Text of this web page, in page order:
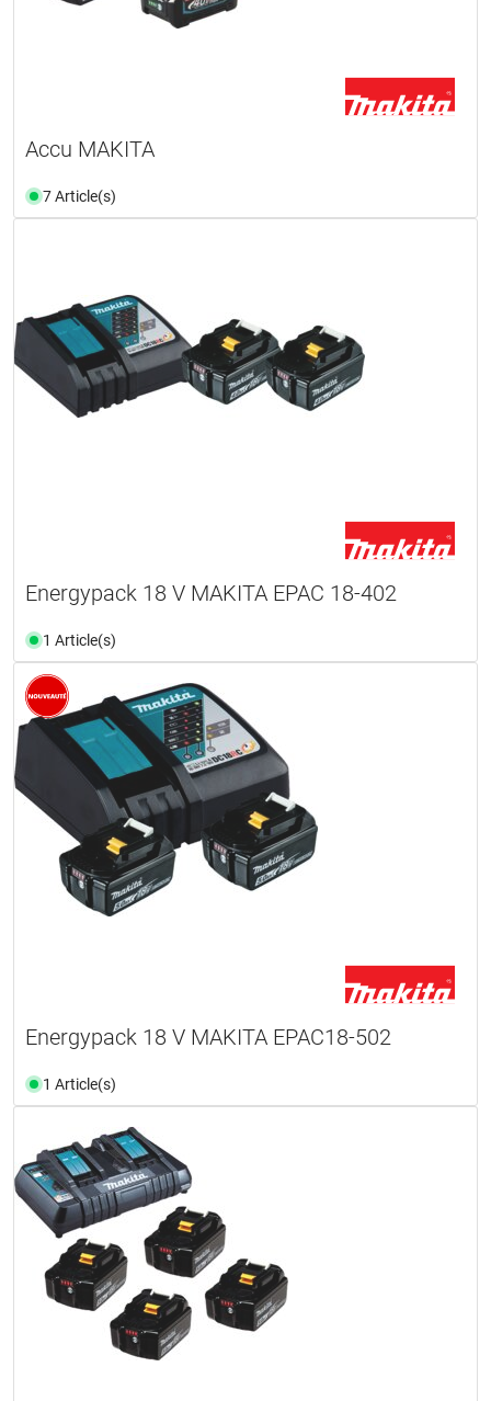
Accu MAKITA
7 Article(s)
Energypack 18 V MAKITA EPAC 18-402
1 Article(s)
Energypack 18 V MAKITA EPAC18-502
1 Article(s)